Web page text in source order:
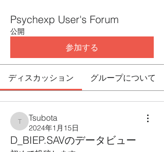
Psychexp User's Forum
公開
参加する
ディスカッション グループについて
Tsubota
Tsubota
2024年1月15日
D_BIEP.SAVのデータビュー